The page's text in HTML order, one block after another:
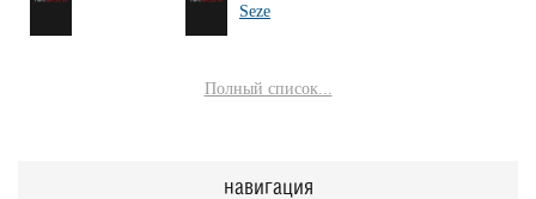
Seze
Полный список...
навигация